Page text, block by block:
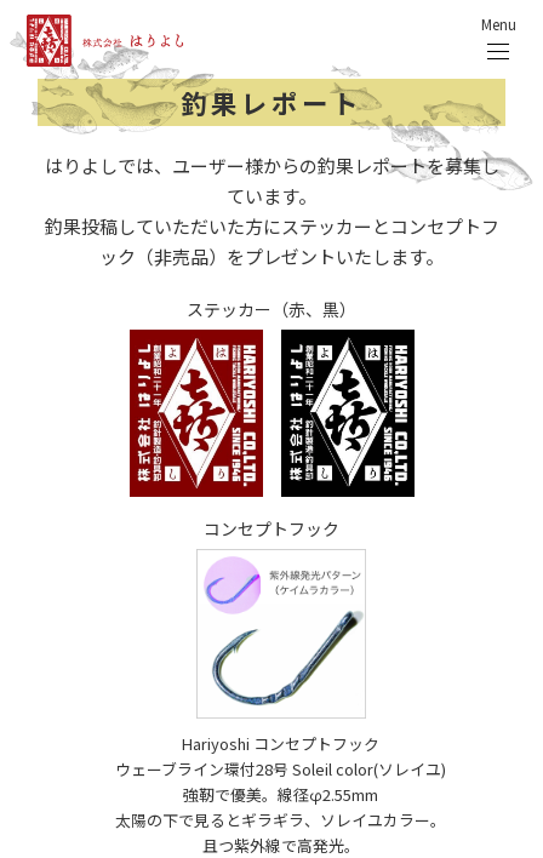
Menu
釣果レポート
はりよしでは、ユーザー様からの釣果レポートを募集し
ています。
釣果投稿していただいた方にステッカーとコンセプトフ
ック（非売品）をプレゼントいたします。
ステッカー（赤、黒）
コンセプトフック
Hariyoshi コンセプトフック
ウェーブライン環付28号 Soleil color(ソレイユ)
強靭で優美。線径φ2.55mm
太陽の下で見るとギラギラ、ソレイユカラー。
且つ紫外線で高発光。